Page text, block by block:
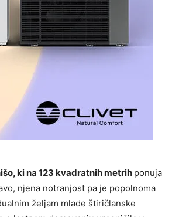
ki na 123 kvadratnih metrih ponuja
njena notranjost pa je popolnoma
željam mlade štiričlanske